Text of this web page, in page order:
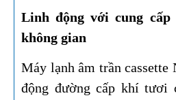
Linh động với cung
không gian​​​​​​​
Máy lạnh âm trần cassette
động đường cấp khí tươi